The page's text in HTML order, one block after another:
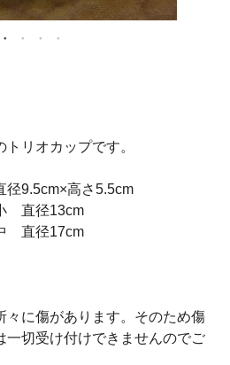
リオカップです。
9.5cm×高さ5.5cm
径13cm
径17cm
に傷があります。そのため傷
一切受け付けできませんのでご